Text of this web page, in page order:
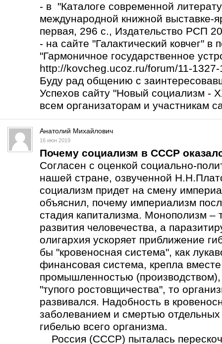
- в "Каталоге современной
международной книжной выставке-
первая, 296 с., Издательство РСП
- на сайте "Галактический ковчег" в
"Гармоничное государственное
http://kovcheg.ucoz.ru/forum/11-
Буду рад общению с
Успехов сайту "Новый социализм -
всем организаторам и участникам
Анатолий Михайлович
16 июн 2019
Почему социализм в СССР
Согласен с оценкой социально-
нашей стране, озвученной
социализм придет на смену
объяснил, почему империализм
стадия капитализма. Монополизм –
развития человечества, а
олигархия ускоряет приближение
бы "кровеносная система", как
финансовая система, крепла
промышленностью (производством),
"тупого ростовщичества", то
развивался. Надобность в
заболеванием и смертью отдельных
гибелью всего организма.
Россия (СССР) пыталась